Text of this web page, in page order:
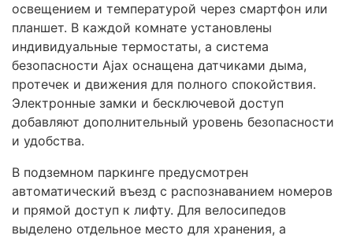
освещением и температурой через смартфон или
планшет. В каждой комнате установлены
индивидуальные термостаты, а система
безопасности Ajax оснащена датчиками дыма,
протечек и движения для полного спокойствия.
Электронные замки и бесключевой доступ
добавляют дополнительный уровень безопасности
и удобства.
В подземном паркинге предусмотрен
автоматический въезд с распознаванием номеров
и прямой доступ к лифту. Для велосипедов
выделено отдельное место для хранения, а